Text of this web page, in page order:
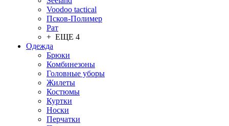
Voodoo tactical
Псков-Полимер
Рат
+ ЕЩЕ 4
Одежда
Брюки
Комбинезоны
Головные уборы
Жилеты
Костюмы
Куртки
Носки
Перчатки